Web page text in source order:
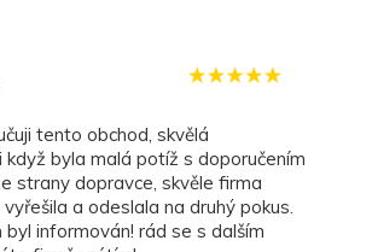
když byla malá potíž s doporučením
strany dopravce, skvěle firma
a odeslala na druhý pokus.
byl informován! rád se s dalším